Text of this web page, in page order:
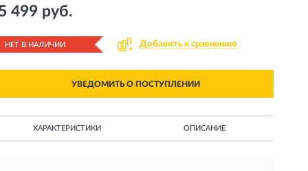
499 руб.
НЕТ В НАЛИЧИИ Добавить к сравнению
УВЕДОМИТЬ О ПОСТУПЛЕНИИ
ХАРАКТЕРИСТИКИ ОПИСАНИЕ